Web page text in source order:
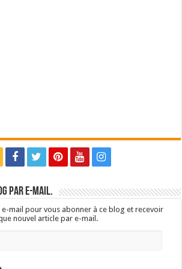
par e-mail.
e-mail pour vous abonner à ce blog et recevoir
nouvel article par e-mail.